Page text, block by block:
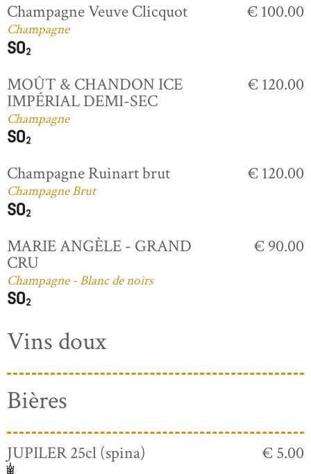
Champagne Veuve Clicquot
Champagne
€ 100.00
MOÛT & CHANDON ICE
IMPÉRIAL DEMI-SEC
Champagne
€ 120.00
Champagne Ruinart brut
Champagne Brut
€ 120.00
MARIE ANGÈLE - GRAND
CRU
Champagne - Blanc de noirs
€ 90.00
Vins doux
Bières
JUPILER 25cl (spina) € 5.00